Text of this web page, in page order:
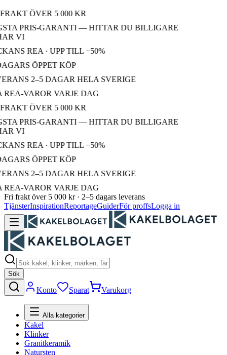
ÖVER 5 000 KR
PRIS-GARANTI — HITTAR DU BILLIGARE
VI
REA · UPP TILL −50%
ÖPPET KÖP
2–5 DAGAR HELA SVERIGE
VAROR VARJE DAG
ÖVER 5 000 KR
PRIS-GARANTI — HITTAR DU BILLIGARE
VI
REA · UPP TILL −50%
ÖPPET KÖP
2–5 DAGAR HELA SVERIGE
VAROR VARJE DAG
Fri frakt över 5 000 kr · 2–5 dagars leverans
TjänsterInspirationReportageGuiderFör proffsLogga in
Sök
Konto Sparat Varukorg
Alla kategorier
Kakel
Klinker
Granitkeramik
Natursten